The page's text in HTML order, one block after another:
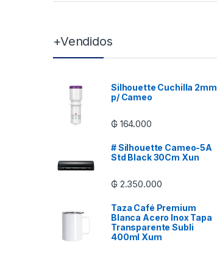
+Vendidos
Silhouette Cuchilla 2mm
p/ Cameo
₲ 164.000
# Silhouette Cameo-5A
Std Black 30Cm Xun
₲ 2.350.000
Taza Café Premium
Blanca Acero Inox Tapa
Transparente Subli
400ml Xum